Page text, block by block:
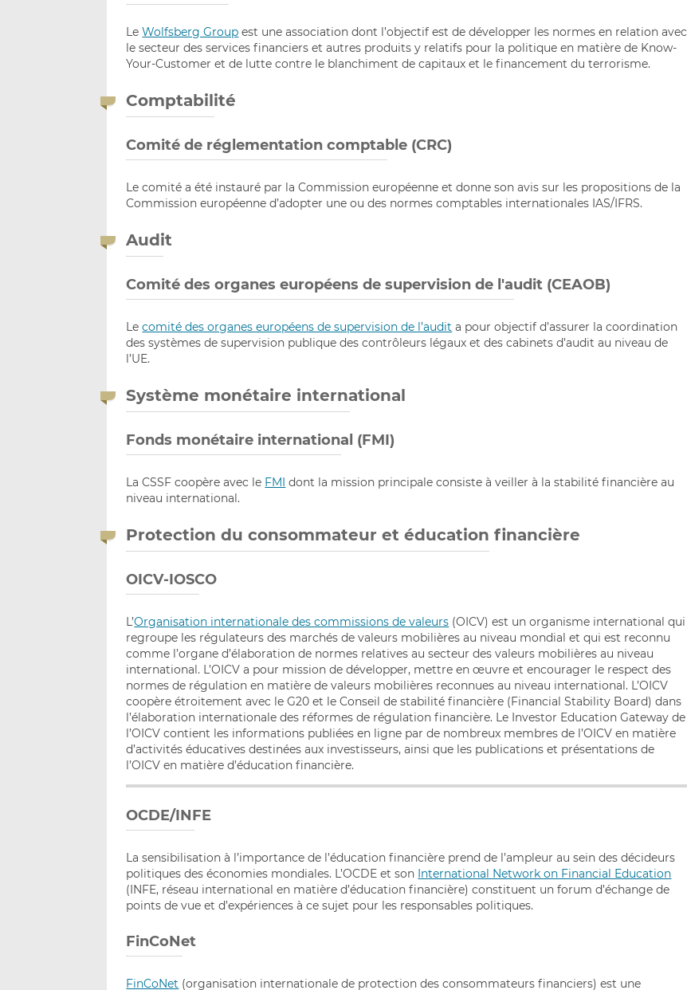
LeWolfsberg Group est une association dont l’objectif est de développer les normes en relation avec
le secteur des services financiers et autres produits y relatifs pour la politique en matière de Know-
Your-Customer et de lutte contre le blanchiment de capitaux et le financement du terrorisme.
Comptabilité
Comité de réglementation comptable (CRC)
Le comité a été instauré par la Commission européenne et donne son avis sur les propositions de la
Commission européenne d’adopter une ou des normes comptables internationales IAS/IFRS.
Audit
Comité des organes européens de supervision de l'audit (CEAOB)
Lecomité des organes européens de supervision de l’audit a pour objectif d’assurer la coordination
des systèmes de supervision publique des contrôleurs légaux et des cabinets d’audit au niveau de
l’UE.
Système monétaire international
Fonds monétaire international (FMI)
La CSSF coopère avec le FMI dont la mission principale consiste à veiller à la stabilité financière au
niveau international.
Protection du consommateur et éducation financière
OICV-IOSCO
L’Organisation internationale des commissions de valeurs (OICV) est un organisme international qui
regroupe les régulateurs des marchés de valeurs mobilières au niveau mondial et qui est reconnu
comme l’organe d’élaboration de normes relatives au secteur des valeurs mobilières au niveau
international. L’OICV a pour mission de développer, mettre en œuvre et encourager le respect des
normes de régulation en matière de valeurs mobilières reconnues au niveau international. L’OICV
coopère étroitement avec le G20 et le Conseil de stabilité financière (Financial Stability Board) dans
l’élaboration internationale des réformes de régulation financière. Le Investor Education Gateway de
l’OICV contient les informations publiées en ligne par de nombreux membres de l’OICV en matière
d’activités éducatives destinées aux investisseurs, ainsi que les publications et présentations de
l’OICV en matière d’éducation financière.
OCDE/INFE
La sensibilisation à l’importance de l’éducation financière prend de l’ampleur au sein des décideurs
politiques des économies mondiales. L’OCDE et son International Network on Financial Education
(INFE, réseau international en matière d’éducation financière) constituent un forum d’échange de
points de vue et d’expériences à ce sujet pour les responsables politiques.
FinCoNet
FinCoNet (organisation internationale de protection des consommateurs financiers) est une